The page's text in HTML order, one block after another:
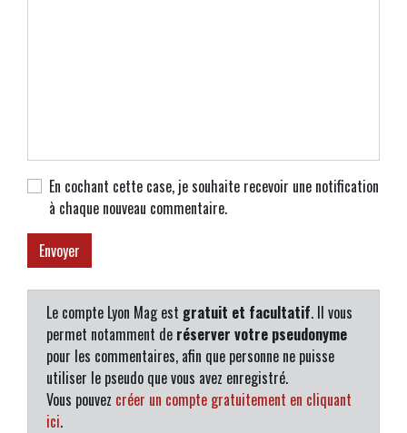
En cochant cette case, je souhaite recevoir une notification
à chaque nouveau commentaire.
Le compte Lyon Mag est gratuit et facultatif. Il vous
permet notamment de réserver votre pseudonyme
pour les commentaires, afin que personne ne puisse
utiliser le pseudo que vous avez enregistré.
Vous pouvez créer un compte gratuitement en cliquant
ici.